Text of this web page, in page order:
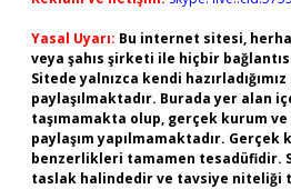
Yasal Uyarı: Bu internet sitesi,
veya şahıs şirketi ile hiçbir
Sitede yalnızca kendi
paylaşılmaktadır. Burada yer alan
taşımamakta olup, gerçek kurum
paylaşım yapılmamaktadır.
benzerlikleri tamamen tesadüfidir.
taslak halindedir ve tavsiye niteliği